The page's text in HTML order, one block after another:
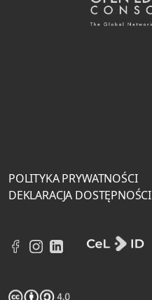
POLITYKA PRYWATNOŚCI
DEKLARACJA DOSTĘPNOŚCI